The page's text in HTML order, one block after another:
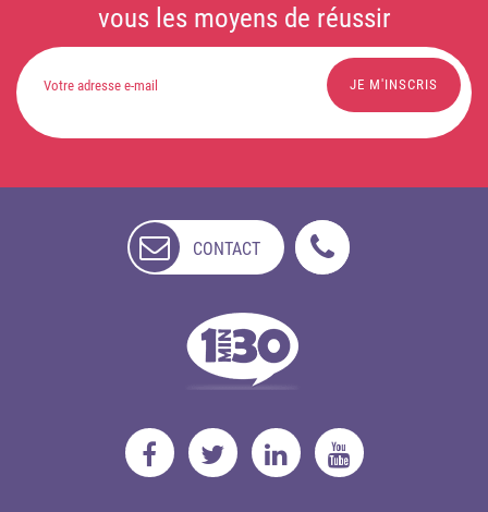
vous les moyens de réussir
CONTACT
DISPONIBLE